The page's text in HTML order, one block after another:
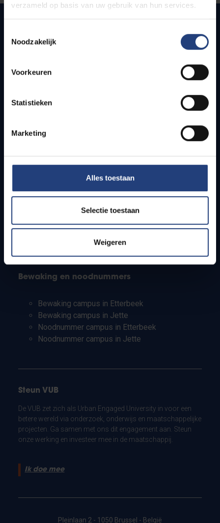
verzameld op basis van uw gebruik van hun services.
Noodzakelijk
Voorkeuren
Statistieken
Marketing
Alles toestaan
Selectie toestaan
Weigeren
Snel naar
Bereikbaarheid
Studenten
PhD-studenten
Leerkrachten en secundaire scholen
Bewaking en noodnummers
Bewaking campus in Etterbeek
Bewaking campus in Jette
Noodnummer campus in Etterbeek
Noodnummer campus in Jette
Steun VUB
De VUB zet zich als Urban Engaged University in voor een
betere wereld via onderzoek, onderwijs en maatschappelijke
projecten. Ga samen met ons dit engagement aan. Steun
onze werking en investeer mee in de maatschappij.
Ik doe mee
Pleinlaan 2 - 1050 Brussel - België